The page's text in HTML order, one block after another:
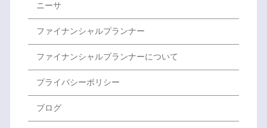
ニーサ
ファイナンシャルプランナー
ファイナンシャルプランナーについて
プライバシーポリシー
ブログ